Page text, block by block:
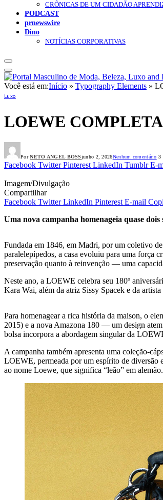
CRÔNICAS DE UM CIDADÃO
PODCAST
prnewswire
Dino
NOTÍCIAS CORPORATIVAS
Você está em:Início » Typography Elements »
Luxo
LOEWE COMPLETA
Por NETO ANGEL BOSSjunho 2, 2026Nenhum comentário 3
Facebook Twitter Pinterest LinkedIn Tumblr E-
Imagem/Divulgação
Compartilhar
Facebook Twitter LinkedIn Pinterest E-mail
Uma nova campanha homenageia quase
Fundada em 1846, em Madri, por um coletivo
paralelepípedos, a casa evoluiu para uma força
preservação quanto à reinvenção — uma
Neste ano, a LOEWE celebra seu 180º
Kara Wai, além da atriz Sissy Spacek e da
Para homenagear a rica história da maison, o
2015) e a nova Amazona 180 — um design
bolsa incorpora a abordagem singular da
A campanha também apresenta uma coleção-
LOEWE, permeada por um espírito de diversão
ao nome Loewe, que significa “leão” em alemão.